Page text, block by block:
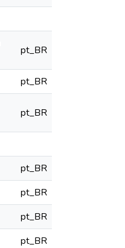
pt_BR
pt_BR
pt_BR
pt_BR
pt_BR
pt_BR
pt_BR